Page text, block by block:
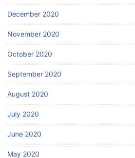
December 2020
November 2020
October 2020
September 2020
August 2020
July 2020
June 2020
May 2020